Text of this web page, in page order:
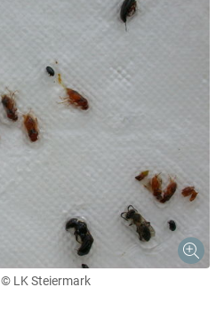
© LK Steiermark